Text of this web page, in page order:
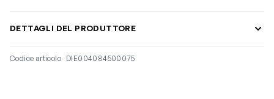
DETTAGLI DEL PRODUTTORE
Codice articolo DIE004084500075